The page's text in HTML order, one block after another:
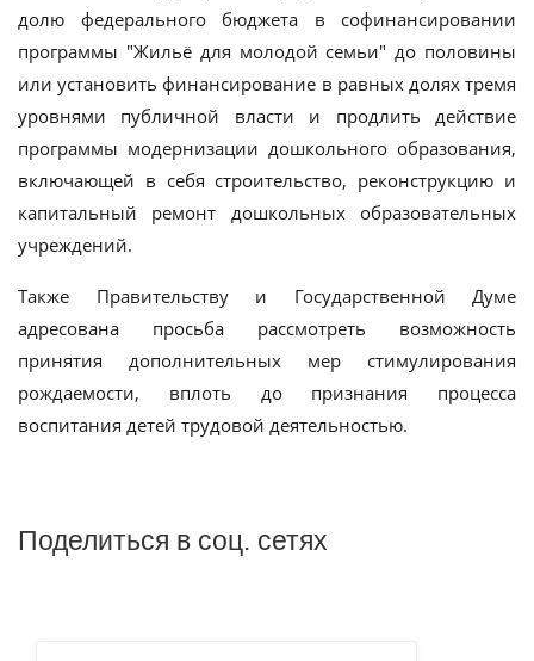
долю федерального бюджета в софинансировании
программы "Жильё для молодой семьи" до половины
или установить финансирование в равных долях тремя
уровнями публичной власти и продлить действие
программы модернизации дошкольного образования,
включающей в себя строительство, реконструкцию и
капитальный ремонт дошкольных образовательных
учреждений.
Также Правительству и Государственной Думе
адресована просьба рассмотреть возможность
принятия дополнительных мер стимулирования
рождаемости, вплоть до признания процесса
воспитания детей трудовой деятельностью.
Поделиться в соц. сетях